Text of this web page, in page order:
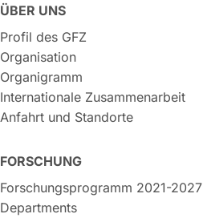
ÜBER UNS
Profil des GFZ
Organisation
Organigramm
Internationale Zusammenarbeit
Anfahrt und Standorte
FORSCHUNG
Forschungsprogramm 2021-2027
Departments